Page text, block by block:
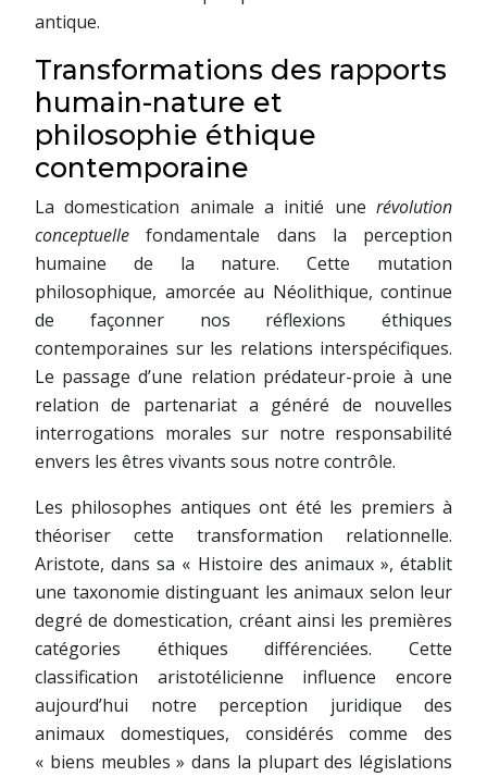
antique.
Transformations des rapports
humain-nature et
philosophie éthique
contemporaine
La domestication animale a initié une révolution
conceptuelle fondamentale dans la perception
humaine de la nature. Cette mutation
philosophique, amorcée au Néolithique, continue
de façonner nos réflexions éthiques
contemporaines sur les relations interspécifiques.
Le passage d’une relation prédateur-proie à une
relation de partenariat a généré de nouvelles
interrogations morales sur notre responsabilité
envers les êtres vivants sous notre contrôle.
Les philosophes antiques ont été les premiers à
théoriser cette transformation relationnelle.
Aristote, dans sa « Histoire des animaux », établit
une taxonomie distinguant les animaux selon leur
degré de domestication, créant ainsi les premières
catégories éthiques différenciées. Cette
classification aristotélicienne influence encore
aujourd’hui notre perception juridique des
animaux domestiques, considérés comme des
« biens meubles » dans la plupart des législations